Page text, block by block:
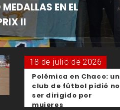
EN EL
II
18 de julio de 2026
Polémica en Chaco: un
club de fútbol pidió no
ser dirigido por
mujeres